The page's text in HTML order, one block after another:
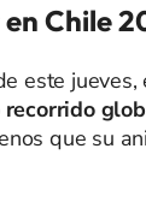
Chile
este
recorrido
que su